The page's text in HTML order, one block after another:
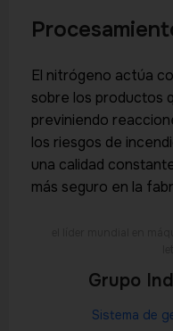
El nitrógeno actúa
sobre los productos
previniendo
los riesgos de
una calidad
más seguro en la
Grupo
Sistema de